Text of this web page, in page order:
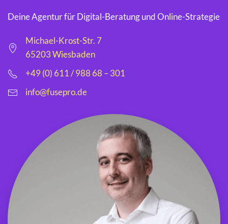
Deine Agentur für Digital-Beratung und Online-Strategie
Michael-Krost-Str. 7
65203 Wiesbaden
+49 (0) 611 / 988 68 – 301
info@fusepro.de